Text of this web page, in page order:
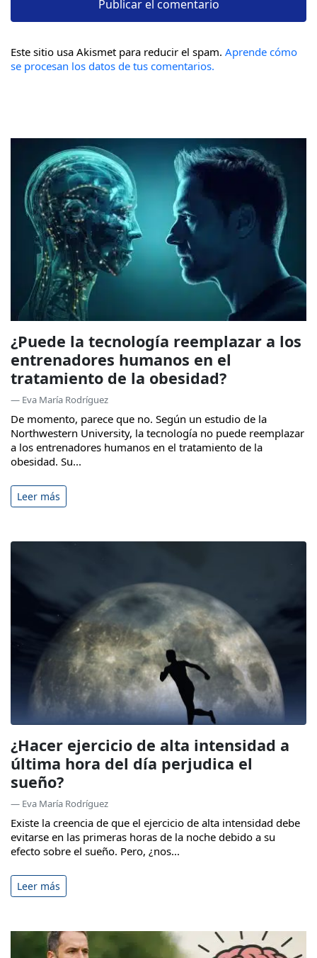
Este sitio usa Akismet para reducir el spam. Aprende cómo
se procesan los datos de tus comentarios.
¿Puede la tecnología reemplazar a los
entrenadores humanos en el
tratamiento de la obesidad?
— Eva María Rodríguez
De momento, parece que no. Según un estudio de la
Northwestern University, la tecnología no puede reemplazar
a los entrenadores humanos en el tratamiento de la
obesidad. Su...
Leer más
¿Hacer ejercicio de alta intensidad a
última hora del día perjudica el
sueño?
— Eva María Rodríguez
Existe la creencia de que el ejercicio de alta intensidad debe
evitarse en las primeras horas de la noche debido a su
efecto sobre el sueño. Pero, ¿nos...
Leer más